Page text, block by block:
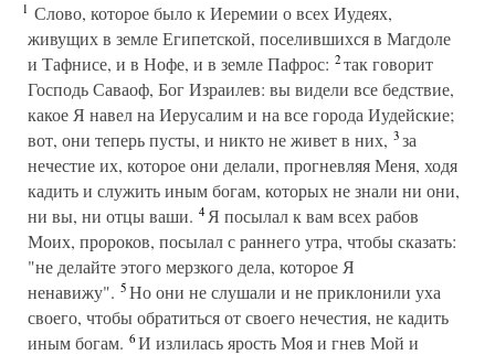
1 Слово, которое было к Иеремии о всех Иудеях,
живущих в земле Египетской, поселившихся в Магдоле
и Тафнисе, и в Нофе, и в земле Пафрос: 2так говорит
Господь Саваоф, Бог Израилев: вы видели все бедствие,
какое Я навел на Иерусалим и на все города Иудейские;
вот, они теперь пусты, и никто не живет в них, 3за
нечестие их, которое они делали, прогневляя Меня, ходя
кадить и служить иным богам, которых не знали ни они,
ни вы, ни отцы ваши. 4Я посылал к вам всех рабов
Моих, пророков, посылал с раннего утра, чтобы сказать:
"не делайте этого мерзкого дела, которое Я
ненавижу". 5Но они не слушали и не приклонили уха
своего, чтобы обратиться от своего нечестия, не кадить
иным богам. 6И излилась ярость Моя и гнев Мой и